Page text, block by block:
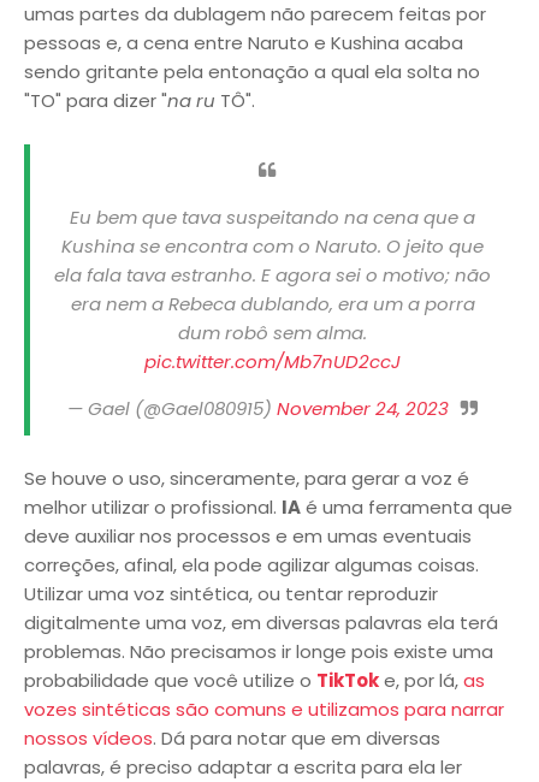
umas partes da dublagem não parecem feitas por
pessoas e, a cena entre Naruto e Kushina acaba
sendo gritante pela entonação a qual ela solta no
"TO" para dizer "na ru TÔ".
Eu bem que tava suspeitando na cena que a
Kushina se encontra com o Naruto. O jeito que
ela fala tava estranho. E agora sei o motivo; não
era nem a Rebeca dublando, era um a porra
dum robô sem alma.
pic.twitter.com/Mb7nUD2ccJ
— Gael (@Gael080915) November 24, 2023
Se houve o uso, sinceramente, para gerar a voz é
melhor utilizar o profissional. IAé uma ferramenta que
deve auxiliar nos processos e em umas eventuais
correções, afinal, ela pode agilizar algumas coisas.
Utilizar uma voz sintética, ou tentar reproduzir
digitalmente uma voz, em diversas palavras ela terá
problemas. Não precisamos ir longe pois existe uma
probabilidade que você utilize o TikToke, por lá,as
vozes sintéticas são comuns e utilizamos para narrar
nossos vídeos. Dá para notar que em diversas
palavras, é preciso adaptar a escrita para ela ler